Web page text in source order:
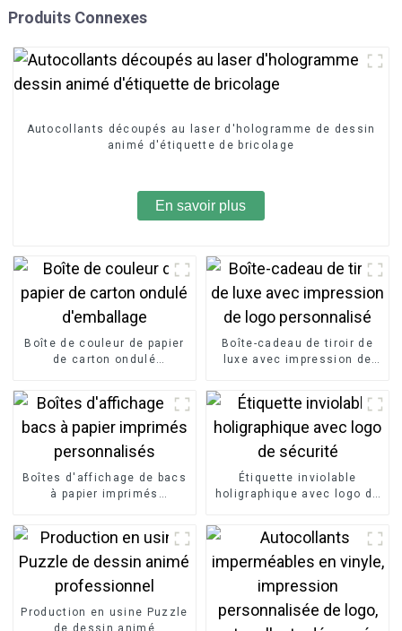
Produits Connexes
Autocollants découpés au laser d'hologramme de dessin
animé d'étiquette de bricolage
En savoir plus
Boîte de couleur de papier
de carton ondulé
Boîte-cadeau de tiroir de
luxe avec impression de
Boîtes d'affichage de bacs
à papier imprimés
Étiquette inviolable
holigraphique avec logo de
Production en usine Puzzle
de dessin animé